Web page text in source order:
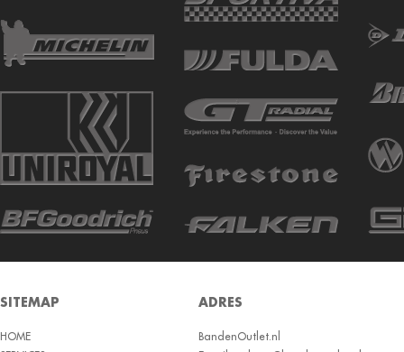
AUTOGUARD
BARUM W
BCT
BF GOODRICH
BOTO
BRIDGESTON
SITEMAP
HOME
ADRES
BandenOutlet.nl